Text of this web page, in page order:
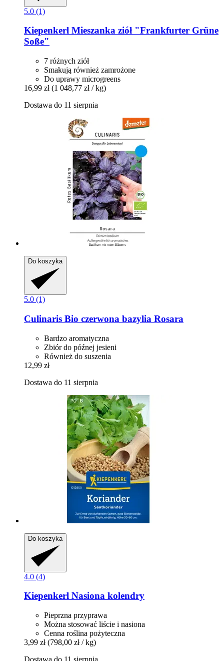
5.0 (1)
Kiepenkerl Mieszanka ziół "Frankfurter Grüne
Soße"
7 różnych ziół
Smakują również zamrożone
Do uprawy microgreens
16,99 zł (1 048,77 zł / kg)
Dostawa do 11 sierpnia
Do koszyka
5.0 (1)
Culinaris Bio czerwona bazylia Rosara
Bardzo aromatyczna
Zbiór do późnej jesieni
Również do suszenia
12,99 zł
Dostawa do 11 sierpnia
Do koszyka
4.0 (4)
Kiepenkerl Nasiona kolendry
Pieprzna przyprawa
Można stosować liście i nasiona
Cenna roślina pożyteczna
3,99 zł (798,00 zł / kg)
Dostawa do 11 sierpnia